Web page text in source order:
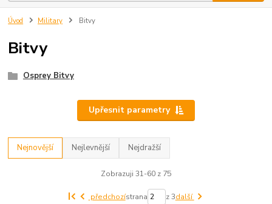
Úvod Military Bitvy
Bitvy
Osprey Bitvy
Upřesnit parametry
Nejnovější Nejlevnější Nejdražší
Zobrazuji 31-60 z 75
předchozístrana z 3další